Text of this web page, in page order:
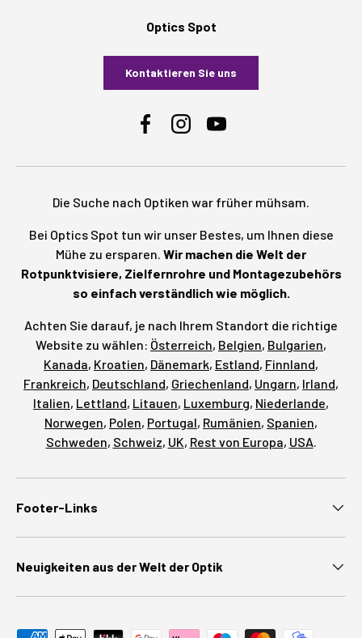
Optics Spot
Kontaktieren Sie uns
FacebookInstagramYouTube
Die Suche nach Optiken war früher mühsam.
Bei Optics Spot tun wir unser Bestes, um Ihnen diese
Mühe zu ersparen. Wir machen die Welt der
Rotpunktvisiere, Zielfernrohre und Montagezubehörs
so einfach verständlich wie möglich.
Achten Sie darauf, je nach Ihrem Standort die richtige
Website zu wählen: Österreich, Belgien, Bulgarien,
Kanada, Kroatien, Dänemark, Estland, Finnland,
Frankreich, Deutschland, Griechenland, Ungarn, Irland,
Italien, Lettland, Litauen, Luxemburg, Niederlande,
Norwegen, Polen, Portugal, Rumänien, Spanien,
Schweden, Schweiz, UK, Rest von Europa, USA.
Footer-Links
Neuigkeiten aus der Welt der Optik